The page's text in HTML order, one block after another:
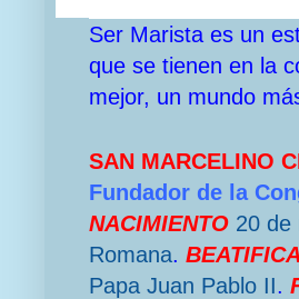
Ser Marista es un
que se tienen en la
mejor, un mundo
SAN MARCELINO
Fundador de la
NACIMIENTO 20 de
Romana.
Papa Juan Pablo II.